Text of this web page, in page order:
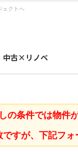
ェクトへ
中古×リノベ
の条件では物件
ですが、下記フォ